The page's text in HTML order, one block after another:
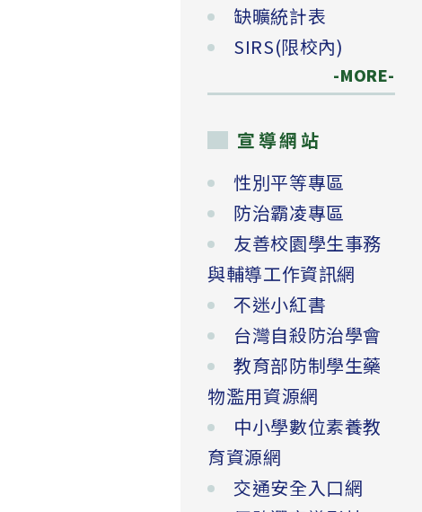
缺曠統計表
SIRS(限校內)
-MORE-
宣導網站
性別平等專區
防治霸凌專區
友善校園學生事務
與輔導工作資訊網
不迷小紅書
台灣自殺防治學會
教育部防制學生藥
物濫用資源網
中小學數位素養教
育資源網
交通安全入口網